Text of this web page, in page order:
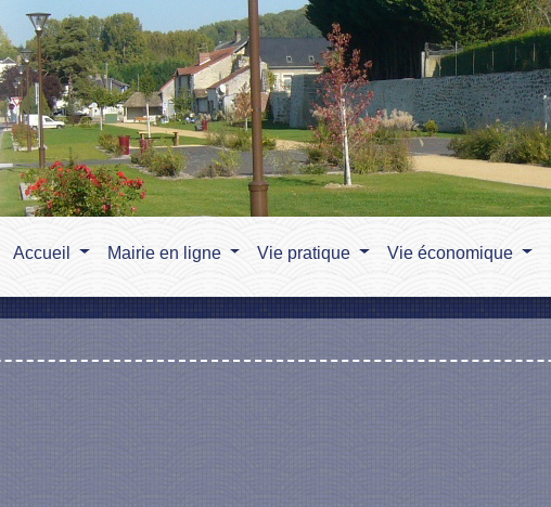
Accueil Mairie en ligne Vie pratique Vie économique